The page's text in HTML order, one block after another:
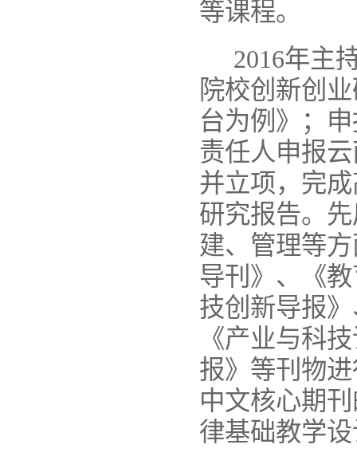
等课程。
2016年主
院校创新创
台为例》；
责任人申报
并立项，完
研究报告。
建、管理等
导刊》、《
技创新导报
《产业与科
报》等刊物
中文核心期
律基础教学